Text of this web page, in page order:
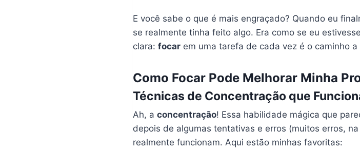
E você sabe o que é mais engraçado? Quando eu
se realmente tinha feito algo. Era como se eu
clara:focar em uma tarefa de cada vez é o caminho a
Como Focar Pode Melhorar Minha
Técnicas de Concentração que
Ah, aconcentração! Essa habilidade mágica que
depois de algumas tentativas e erros (muitos erros,
realmente funcionam. Aqui estão minhas favoritas: